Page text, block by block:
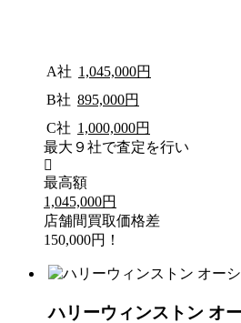
A社 1,045,000円
B社 895,000円
C社 1,000,000円
最大９社で査定を行い
最高額
1,045,000円
店舗間買取価格差
150,000円！
ハリーウィンストン オ